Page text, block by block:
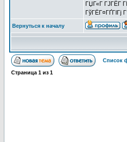
ГЏГ«Г ГЈГЁГ­
ГўГЁГ¤ГҐГІГј
Вернуться к началу
Список
Страница 1 из 1